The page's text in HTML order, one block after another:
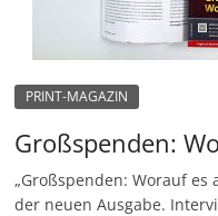
PRINT-MAGAZIN
Großspenden:
„Großspenden: Worauf
der neuen Ausgabe.